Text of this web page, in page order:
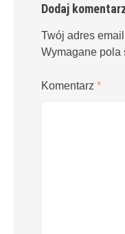
Dodaj
Twój adres
Wymagane pola
Komentarz *